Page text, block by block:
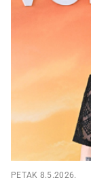
PETAK 8.5.2026.